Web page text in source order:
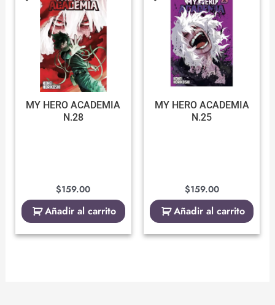
MY HERO ACADEMIA
N.28
$159.00
Añadir al carrito
MY HERO ACADEMIA
N.25
$159.00
Añadir al carrito